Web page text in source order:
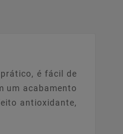
é fácil de
um acabamento
antioxidante,